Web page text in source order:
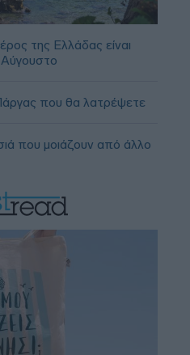
της Ελλάδας είναι
Αύγουστο
που θα λατρέψετε
που μοιάζουν από άλλο